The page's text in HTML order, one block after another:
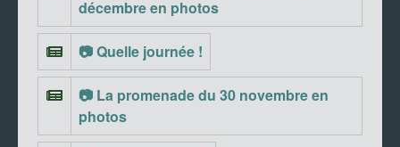
décembre en photos
📷 Quelle journée !
📷 La promenade du 30 novembre en
photos